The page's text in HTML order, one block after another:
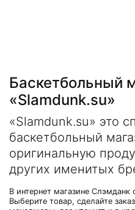
Баскетбольный
«Slamdunk.su»
«Slamdunk.su» это
баскетбольный
оригинальную
других именитых
В интернет магазине Слэмданк
Выберите товар, сделайте